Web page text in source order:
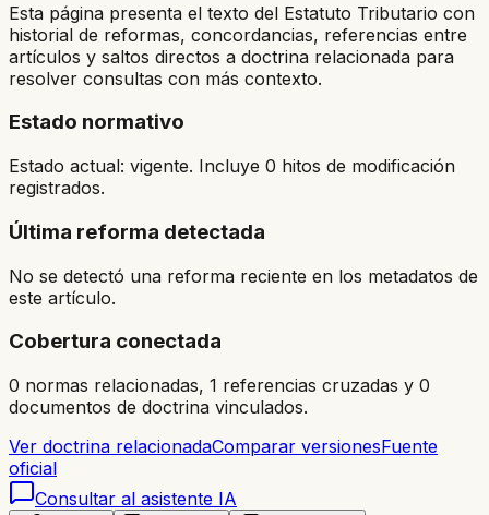
Esta página presenta el texto del Estatuto Tributario con
historial de reformas, concordancias, referencias entre
artículos y saltos directos a doctrina relacionada para
resolver consultas con más contexto.
Estado normativo
Estado actual: vigente. Incluye 0 hitos de modificación
registrados.
Última reforma detectada
No se detectó una reforma reciente en los metadatos de
este artículo.
Cobertura conectada
0 normas relacionadas, 1 referencias cruzadas y 0
documentos de doctrina vinculados.
Ver doctrina relacionadaComparar versionesFuente
oficial
Consultar al asistente IA